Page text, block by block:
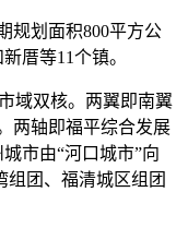
规划面积800平方公
厝等11个镇。
域双核。两翼即南翼
两轴即福平综合发展
市由“河口城市”向
组团、福清城区组团